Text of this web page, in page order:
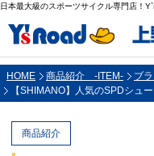
日本最大級のスポーツサイクル専門店！
HOME 商品紹介 -ITEM- ブ
【SHIMANO】人気のSPDシュ
商品紹介